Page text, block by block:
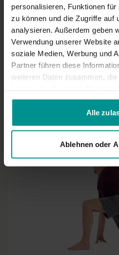
personalisieren, Funktionen
zu können und die Zugriffe auf
analysieren. Außerdem geben
Verwendung unserer Website
soziale Medien, Werbung und
Partner führen diese
weiteren Daten zusammen,
gesammelt haben.
Alle
Ablehnen oder
0
Su August 22, 2019
Super beschrieben! Gern auch
0
Ähnliche Videos